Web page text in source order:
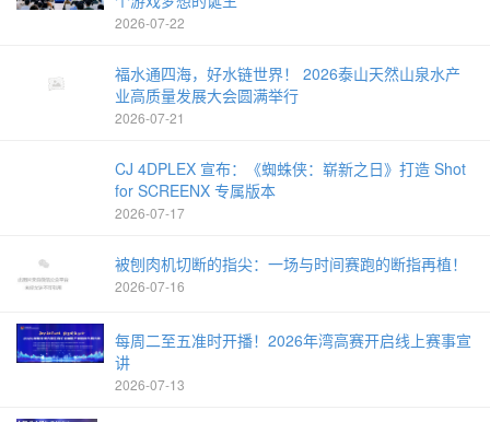
2026-07-22
福水通四海，好水链世界！ 2026泰山天然山泉水产
业高质量发展大会圆满举行
2026-07-21
CJ 4DPLEX 宣布：《蜘蛛侠：崭新之日》打造 Shot
for SCREENX 专属版本
2026-07-17
被刨肉机切断的指尖：一场与时间赛跑的断指再植！
2026-07-16
每周二至五准时开播！2026年湾高赛开启线上赛事宣
讲
2026-07-13